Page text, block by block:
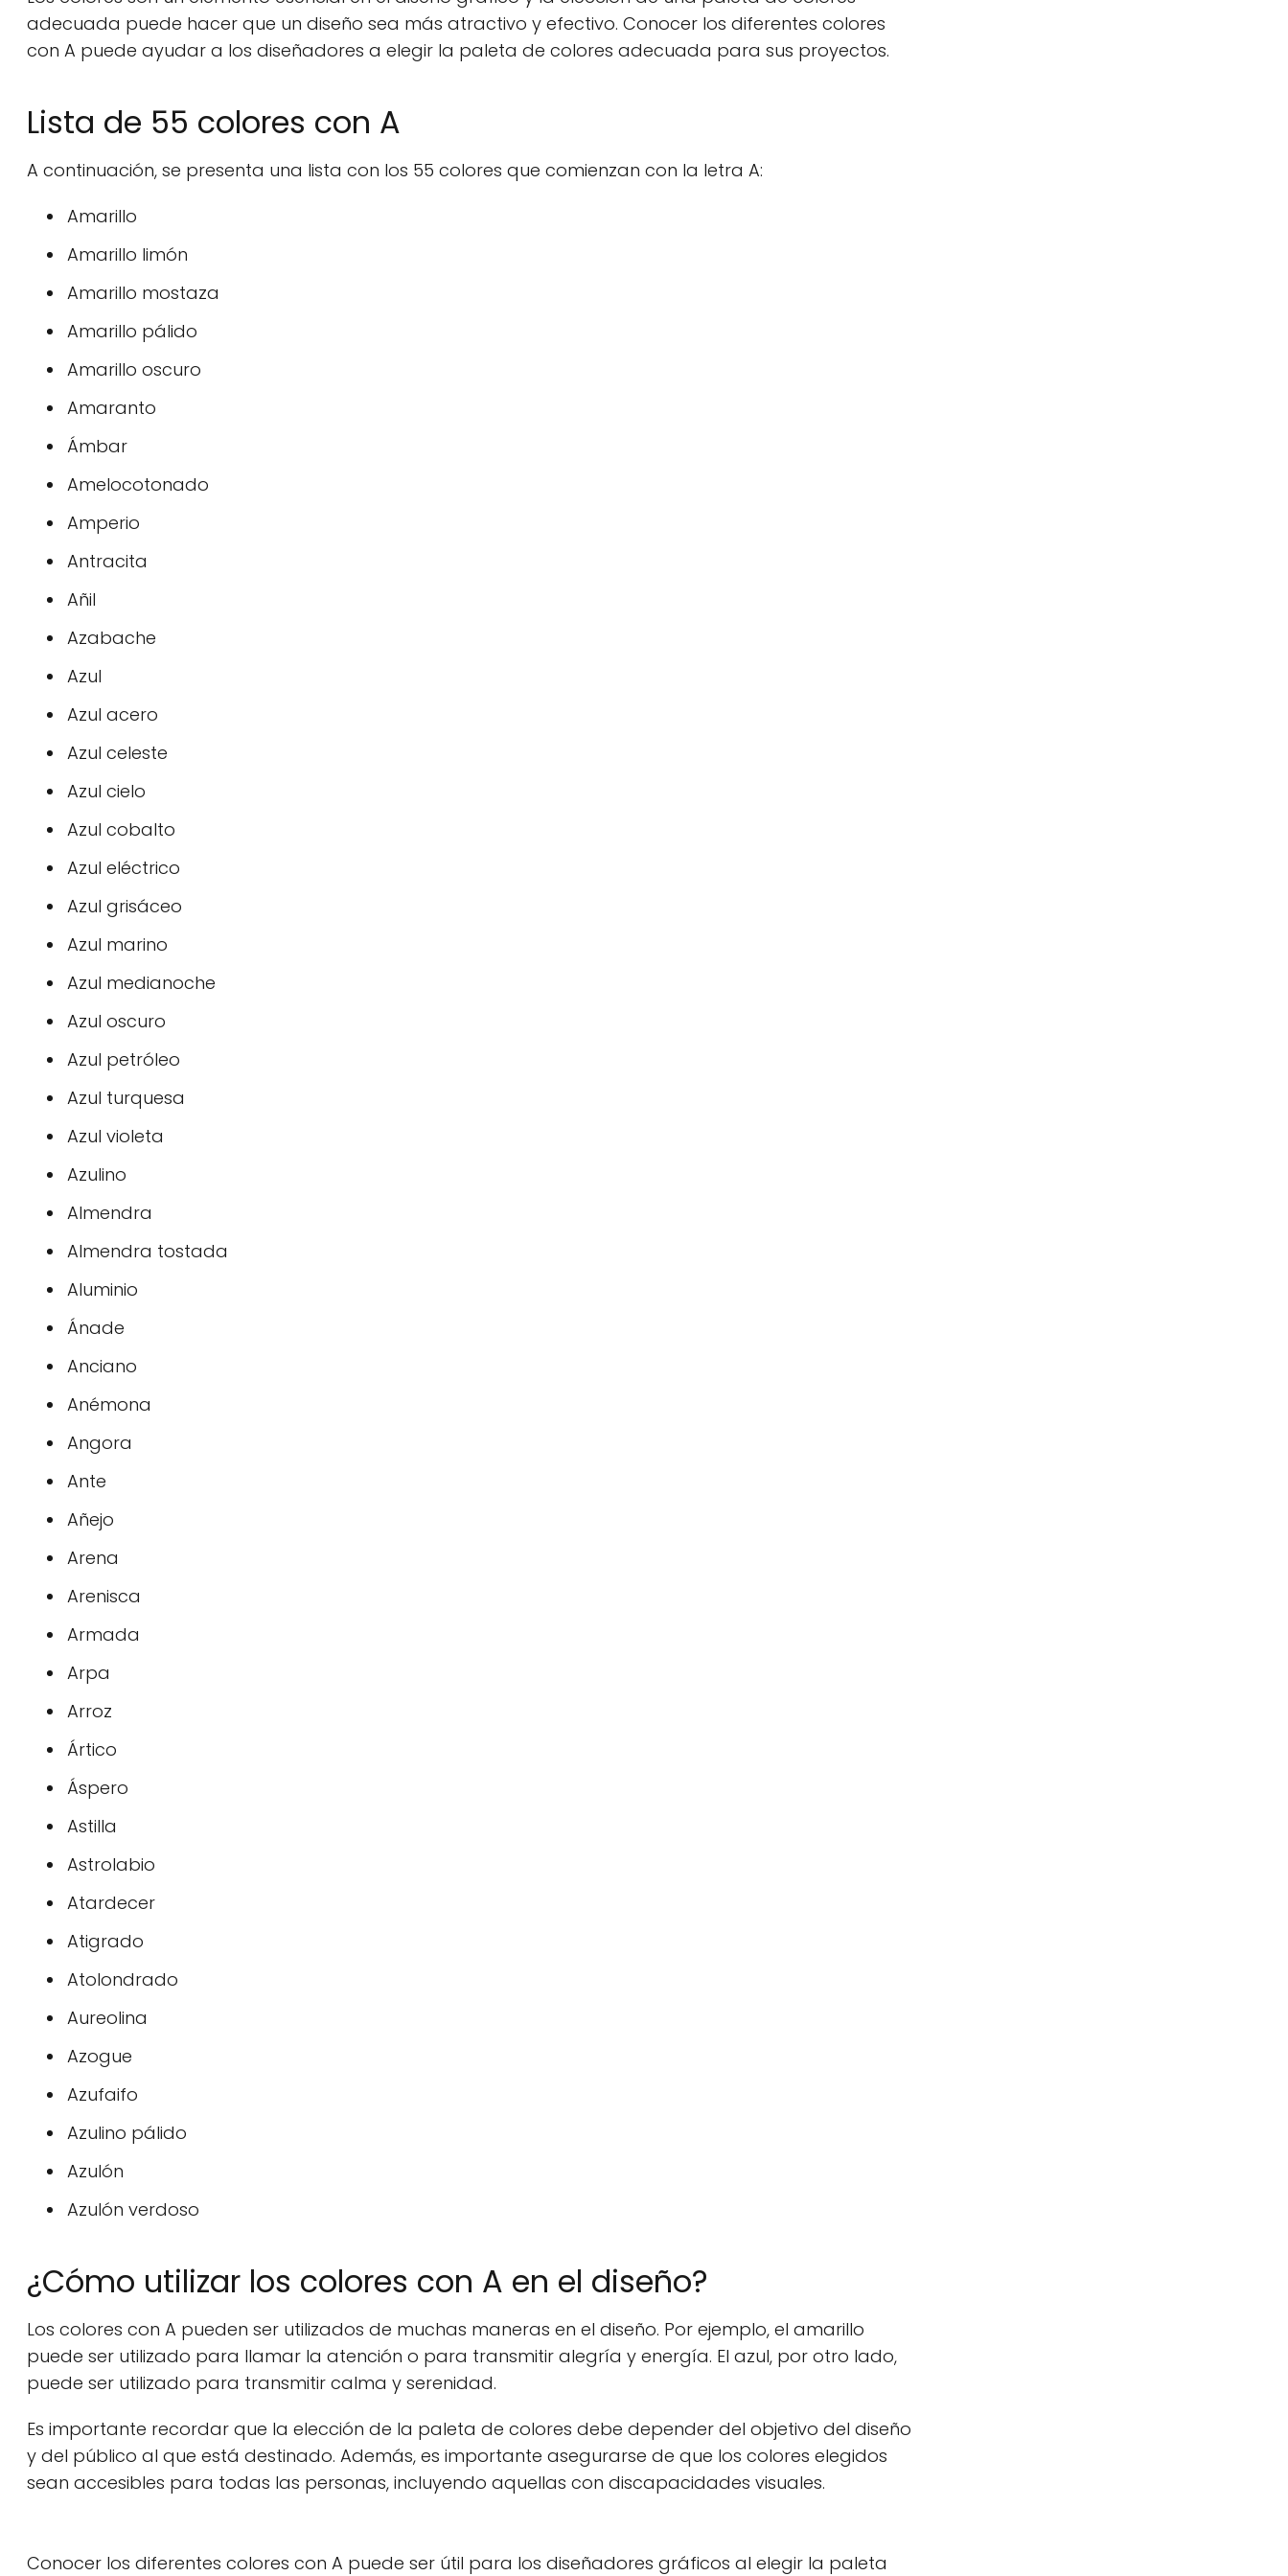
adecuada puede hacer que un diseño sea más atractivo y efectivo. Conocer los diferentes colores
con A puede ayudar a los diseñadores a elegir la paleta de colores adecuada para sus proyectos.
Lista de 55 colores con A
A continuación, se presenta una lista con los 55 colores que comienzan con la letra A:
Amarillo
Amarillo limón
Amarillo mostaza
Amarillo pálido
Amarillo oscuro
Amaranto
Ámbar
Amelocotonado
Amperio
Antracita
Añil
Azabache
Azul
Azul acero
Azul celeste
Azul cielo
Azul cobalto
Azul eléctrico
Azul grisáceo
Azul marino
Azul medianoche
Azul oscuro
Azul petróleo
Azul turquesa
Azul violeta
Azulino
Almendra
Almendra tostada
Aluminio
Ánade
Anciano
Anémona
Angora
Ante
Añejo
Arena
Arenisca
Armada
Arpa
Arroz
Ártico
Áspero
Astilla
Astrolabio
Atardecer
Atigrado
Atolondrado
Aureolina
Azogue
Azufaifo
Azulino pálido
Azulón
Azulón verdoso
¿Cómo utilizar los colores con A en el diseño?
Los colores con A pueden ser utilizados de muchas maneras en el diseño. Por ejemplo, el amarillo
puede ser utilizado para llamar la atención o para transmitir alegría y energía. El azul, por otro lado,
puede ser utilizado para transmitir calma y serenidad.
Es importante recordar que la elección de la paleta de colores debe depender del objetivo del diseño
y del público al que está destinado. Además, es importante asegurarse de que los colores elegidos
sean accesibles para todas las personas, incluyendo aquellas con discapacidades visuales.
Conocer los diferentes colores con A puede ser útil para los diseñadores gráficos al elegir la paleta